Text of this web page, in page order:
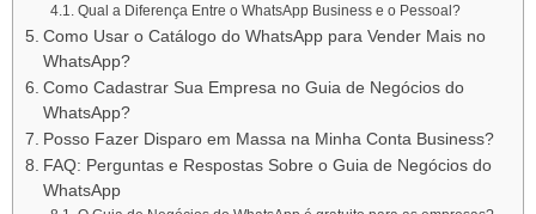
Qual a Diferença Entre o WhatsApp Business e o Pessoal?
Como Usar o Catálogo do WhatsApp para Vender Mais no
WhatsApp?
Como Cadastrar Sua Empresa no Guia de Negócios do
WhatsApp?
Posso Fazer Disparo em Massa na Minha Conta Business?
FAQ: Perguntas e Respostas Sobre o Guia de Negócios do
WhatsApp